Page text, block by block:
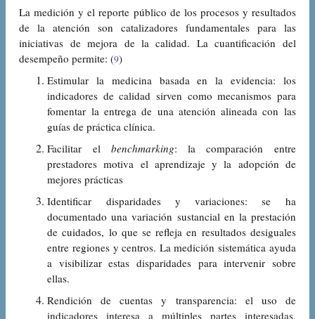
La medición y el reporte público de los procesos y resultados
de la atención son catalizadores fundamentales para las
iniciativas de mejora de la calidad. La cuantificación del
desempeño permite: (9)
Estimular la medicina basada en la evidencia: los
indicadores de calidad sirven como mecanismos para
fomentar la entrega de una atención alineada con las
guías de práctica clínica.
Facilitar el benchmarking: la comparación entre
prestadores motiva el aprendizaje y la adopción de
mejores prácticas
Identificar disparidades y variaciones: se ha
documentado una variación sustancial en la prestación
de cuidados, lo que se refleja en resultados desiguales
entre regiones y centros. La medición sistemática ayuda
a visibilizar estas disparidades para intervenir sobre
ellas.
Rendición de cuentas y transparencia: el uso de
indicadores interesa a múltiples partes interesadas,